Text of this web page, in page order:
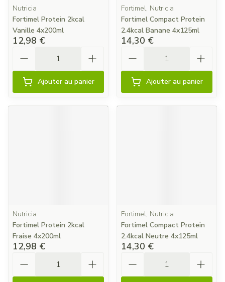
Nutricia
Fortimel Protein 2kcal
Vanille 4x200ml
12,98 €
Ajouter au panier
Fortimel, Nutricia
Fortimel Compact Protein
2.4kcal Banane 4x125ml
14,30 €
Ajouter au panier
Nutricia
Fortimel Protein 2kcal
Fraise 4x200ml
12,98 €
Fortimel, Nutricia
Fortimel Compact Protein
2.4kcal Neutre 4x125ml
14,30 €